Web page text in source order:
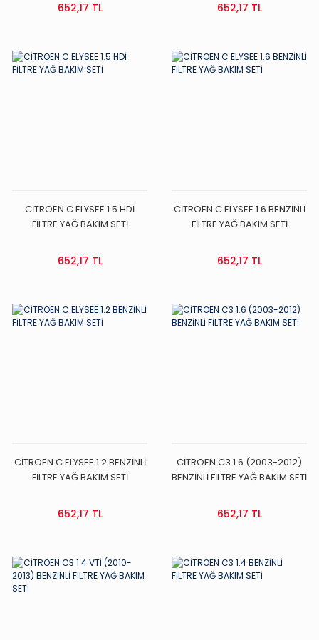
652,17 TL 652,17 TL
CİTROEN C ELYSEE 1.5 HDİ
FİLTRE YAĞ BAKIM SETİ
652,17 TL
CİTROEN C ELYSEE 1.6 BENZİNLİ
FİLTRE YAĞ BAKIM SETİ
652,17 TL
CİTROEN C ELYSEE 1.2 BENZİNLİ
FİLTRE YAĞ BAKIM SETİ
652,17 TL
CİTROEN C3 1.6 (2003-2012)
BENZİNLİ FİLTRE YAĞ BAKIM SETİ
652,17 TL